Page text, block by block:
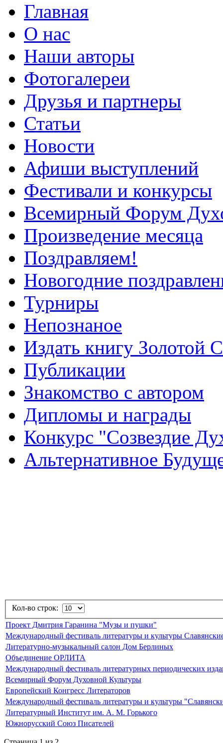
Главная
О нас
Наши авторы
Фотогалереи
Друзья и партнеры
Статьи
Новости
Афиши выступлений
Фестивали и конкурсы
Всемирный Форум
Произведение месяца
Поздравляем!
Новогодние
Турниры
Непознаное
Издать книгу Золотой
Публикации
Знакомство с автором
Дипломы и награды
Конкурс "Созвездие
Альтернативное
Кол-во строк:
Проект Дмитрия Гаранина "Музы и пушки"
Международный фестиваль литературы и культуры
Литературно-музыкальный салон Дом Берлиных
Объединение ОРЛИТА
Международный фестиваль литературных периодических
Всемирный Форум Духовной Культуры
Европейский Конгресс Литераторов
Международный фестиваль литературы и культуры
Литературный Институт им. А. М. Горького
Южнорусский Союз Писателей